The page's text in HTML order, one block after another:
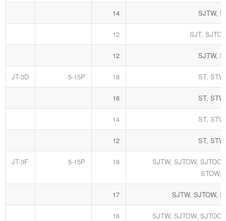
14 SJTW,
12 SJT, SJTO,
12 SJTW,
JT-3D 5-15P 18 ST,
16 ST,
14 ST,
12 ST,
JT-3F 5-15P 18
SJTW, SJTOW,
STOW,
17 SJTW, SJTOW,
16
SJTW, SJTOW,